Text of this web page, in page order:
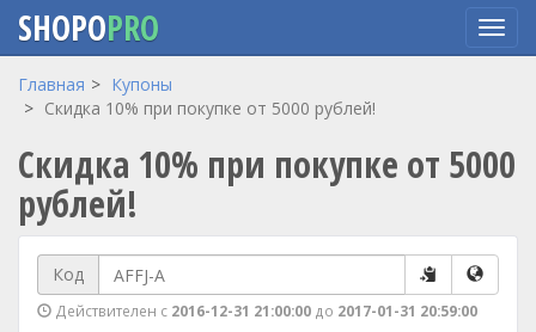
Перейти
содержанию
SHOPOPRO
Главная
Купоны
Скидка 10% при покупке от 5000 рублей!
Скидка 10% при покупке от 5000
рублей!
Код
Действителен с 2016-12-31 21:00:00 до 2017-01-31 20:59:00